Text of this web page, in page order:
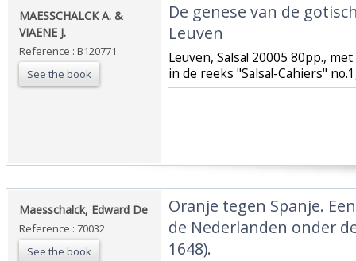
‎MAESSCHALCK A. &
VIAENE J.‎
Reference : B120771
See the book
‎De genese van de
Leuven‎
‎Leuven, Salsa! 20005 80pp.,
in de reeks "Salsa!-Cahiers"
‎Maesschalck, Edward De‎
Reference : 70032
See the book
‎Oranje tegen Spanje.
de Nederlanden onder
1648).‎